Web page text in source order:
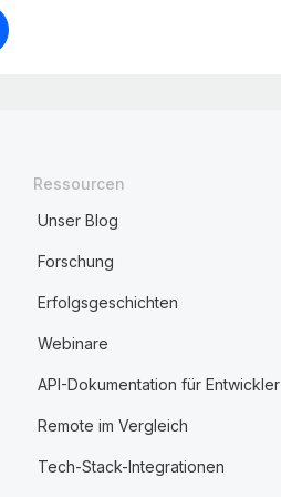
Ressourcen
Unser Blog
Forschung
Erfolgsgeschichten
Webinare
API-Dokumentation für Entwickler
Remote im Vergleich
Tech-Stack-Integrationen